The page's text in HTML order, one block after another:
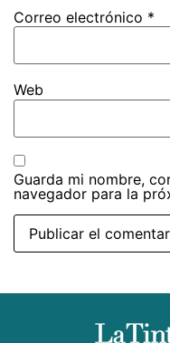
Correo electrónico *
Web
Guarda mi nombre,
navegador para la